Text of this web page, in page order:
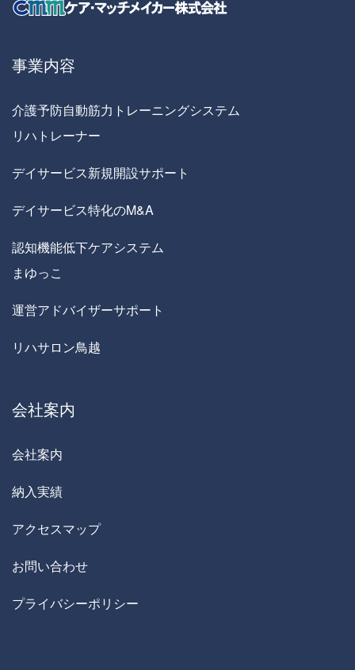
事業内容
介護予防自動筋力トレーニングシステム
リハトレーナー
デイサービス新規開設サポート
デイサービス特化のM&A
認知機能低下ケアシステム
まゆっこ
運営アドバイザーサポート
リハサロン鳥越
会社案内
会社案内
納入実績
アクセスマップ
お問い合わせ
プライバシーポリシー